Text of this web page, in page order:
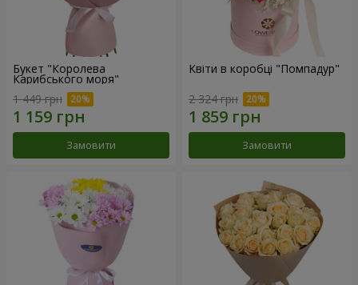
Букет "Королева
Карибського моря"
1 449 грн
Замовити
Квіти в коробці "Помпадур"
2 324 грн
Замовити